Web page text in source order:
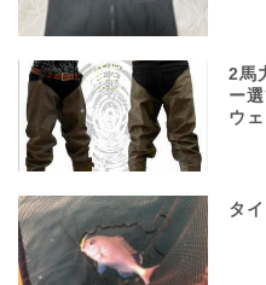
2馬
ー
ウ
タ